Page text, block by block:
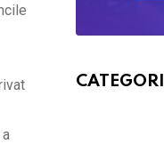
CATEGORII